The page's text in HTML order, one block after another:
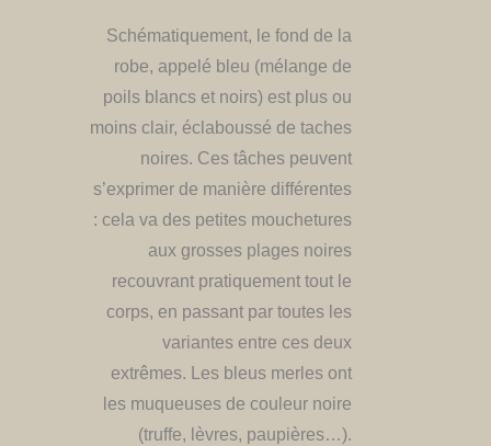
​Schématiquement, le fond de la
robe, appelé bleu (mélange de
poils blancs et noirs) est plus ou
moins clair, éclaboussé de taches
noires. Ces tâches peuvent
s’exprimer de manière différentes
: cela va des petites mouchetures
aux grosses plages noires
recouvrant pratiquement tout le
corps, en passant par toutes les
variantes entre ces deux
extrêmes. Les bleus merles ont
les muqueuses de couleur noire
(truffe, lèvres, paupières…).